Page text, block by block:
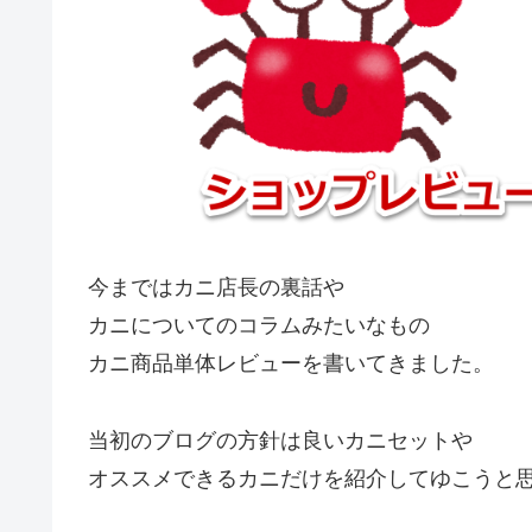
今まではカニ店長の裏話や
カニについてのコラムみたいなもの
カニ商品単体レビューを書いてきました。
当初のブログの方針は良いカニセットや
オススメできるカニだけを紹介してゆこうと